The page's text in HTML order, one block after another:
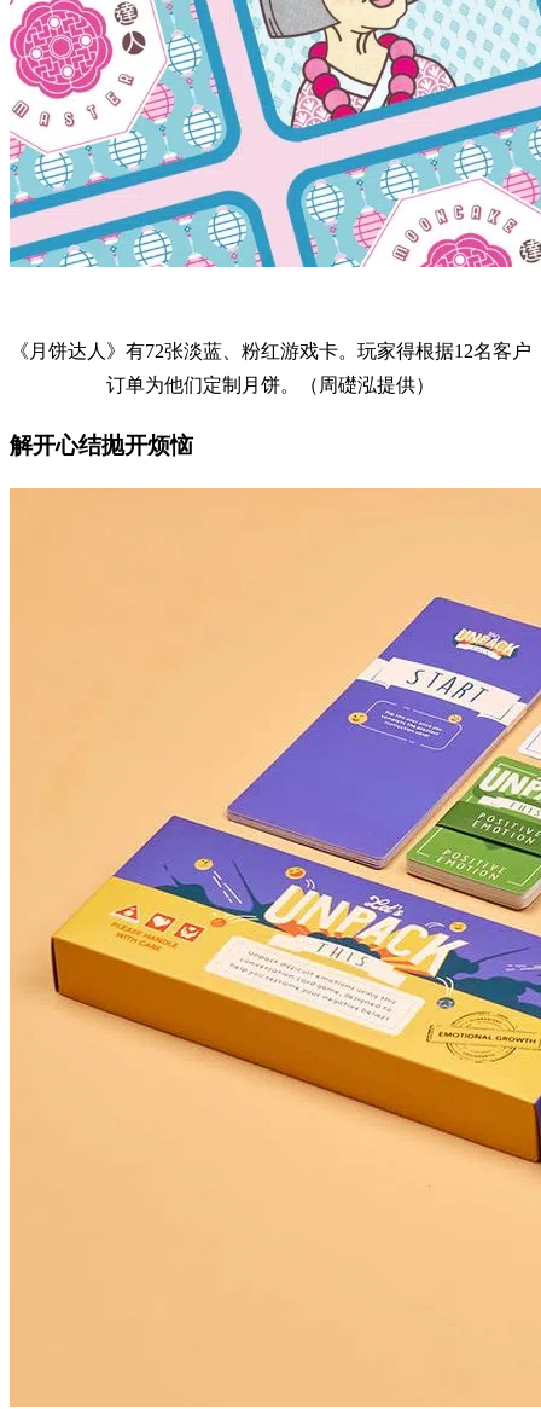
《月饼达人》有72张淡蓝、粉红游戏卡。玩家得根据12名客户
订单为他们定制月饼。（周礎泓提供）
解开心结抛开烦恼